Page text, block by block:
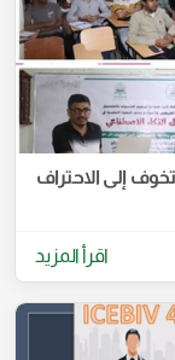
إلى الاحتراف
اقرأ المزيد